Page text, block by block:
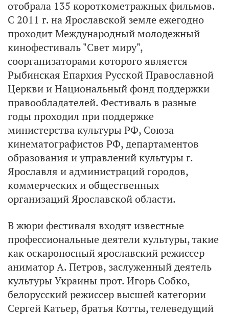
отобрала 135 короткометражных фильмов.
С 2011 г. на Ярославской земле ежегодно
проходит Международный молодежный
кинофестиваль "Свет миру",
соорганизаторами которого является
Рыбинская Епархия Русской Православной
Церкви и Национальный фонд поддержки
правообладателей. Фестиваль в разные
годы проходил при поддержке
министерства культуры РФ, Союза
кинематографистов РФ, департаментов
образования и управлений культуры г.
Ярославля и администраций городов,
коммерческих и общественных
организаций Ярославской области.
В жюри фестиваля входят известные
профессиональные деятели культуры, такие
как оскароносный ярославский режиссер-
аниматор А. Петров, заслуженный деятель
культуры Украины прот. Игорь Собко,
белорусский режиссер высшей категории
Сергей Катьер, братья Котты, телеведущий